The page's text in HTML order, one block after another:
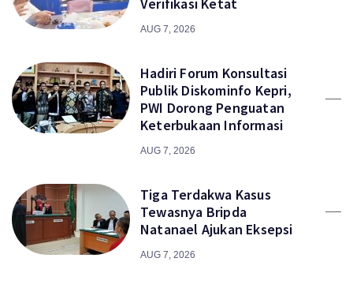
AUG 7, 2026
Hadiri Forum Konsultasi
Publik Diskominfo Kepri,
PWI Dorong Penguatan
Keterbukaan Informasi
AUG 7, 2026
Tiga Terdakwa Kasus
Tewasnya Bripda
Natanael Ajukan Eksepsi
AUG 7, 2026